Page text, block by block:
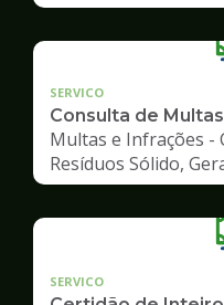
SERVICO
Consulta de
Multas e Infrações -
Resíduos Sólido,
SERVICO